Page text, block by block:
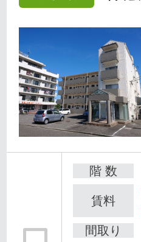
階 数
賃料
間取り